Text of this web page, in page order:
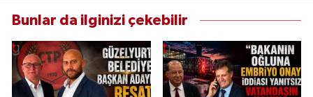
Bunlar da ilginizi çekebilir